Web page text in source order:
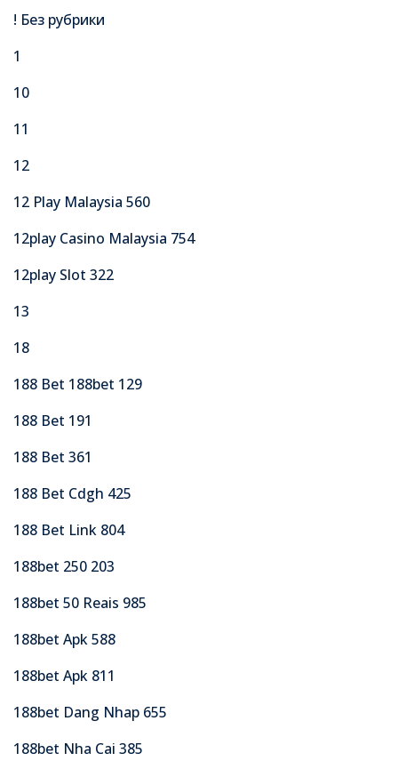
! Без рубрики
1
10
11
12
12 Play Malaysia 560
12play Casino Malaysia 754
12play Slot 322
13
18
188 Bet 188bet 129
188 Bet 191
188 Bet 361
188 Bet Cdgh 425
188 Bet Link 804
188bet 250 203
188bet 50 Reais 985
188bet Apk 588
188bet Apk 811
188bet Dang Nhap 655
188bet Nha Cai 385